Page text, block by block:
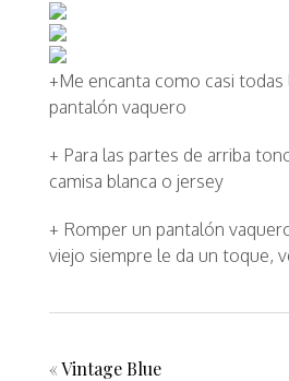
+Me encanta como casi
pantalón vaquero
+ Para las partes de arriba
camisa blanca o jersey
+ Romper un pantalón
viejo siempre le da un toque,
«Vintage Blue